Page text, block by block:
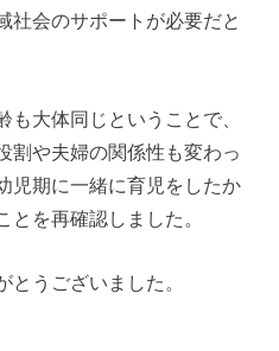
社会のサポートが必要だと
大体同じということで、
割や夫婦の関係性も変わっ
児期に一緒に育児をしたか
とを再確認しました。
とうございました。